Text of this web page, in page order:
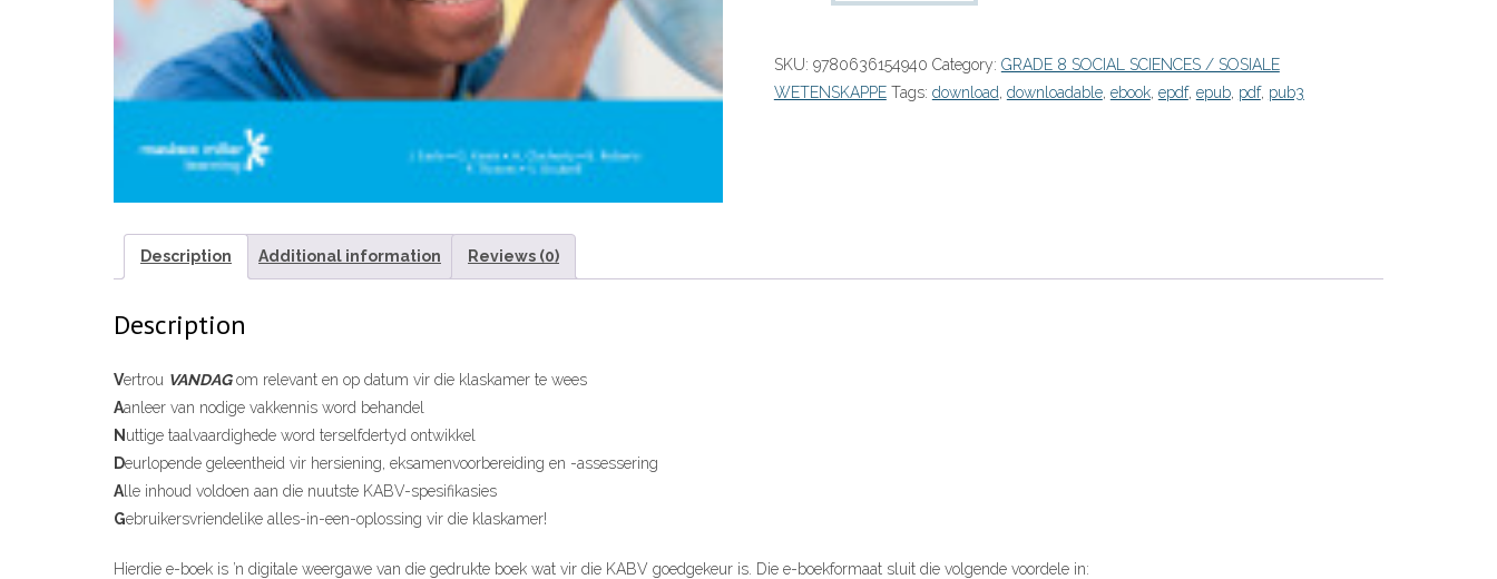
8
Leerderboek
SKU: 9780636154940 Category: GRADE 8 SOCIAL SCIENCES / SOSIALE
WETENSKAPPE Tags: download downloadable, ebook, epdf, epub, pdf, pub3
Description Additional information Reviews (0)
Description
Vertrou VANDAGom relevant en op datum vir die klaskamer te wees
Aanleer van nodige vakkennis word behandel
N uttige taalvaardighede word terselfdertyd ontwikkel
Deurlopende geleentheid vir hersiening, eksamenvoorbereiding en -assessering
A lle inhoud voldoen aan die nuutste KABV-spesifikasies
Gebruikersvriendelike alles-in-een-oplossing vir die klaskamer!
Hierdie e-boek is ’n digitale weergawe van die gedrukte boek wat vir die KABV goedgekeur is. Die e-boekformaat sluit die volgende voordele in: